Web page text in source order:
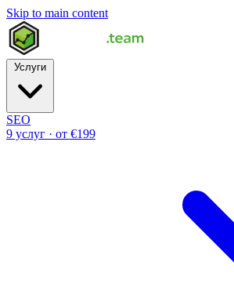
Skip to main content
SEO
9 услуг · от €199